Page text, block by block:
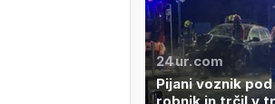
24ur.com
Pijani voznik